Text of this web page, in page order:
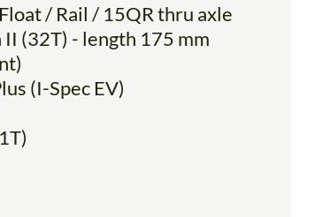
/ Rail / 15QR thru axle
(32T) - length 175 mm
(I-Spec EV)